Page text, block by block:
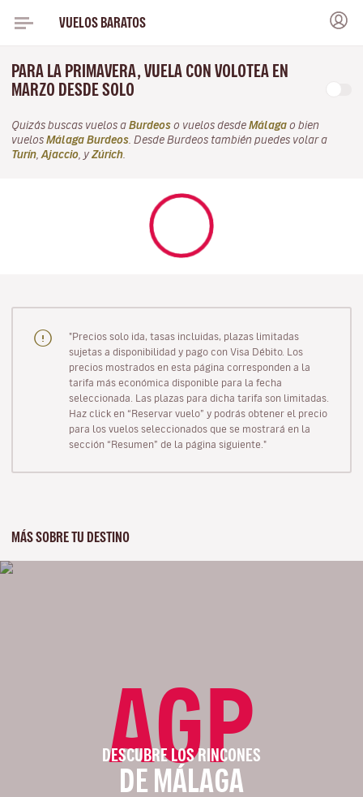
VUELOS BARATOS
PARA LA PRIMAVERA, VUELA CON VOLOTEA EN
MARZO DESDE SOLO
Quizás buscas vuelos a Burdeos o vuelos desde Málaga o bien
vuelos Málaga Burdeos . Desde Burdeos también puedes volar a
Turín Ajaccio , y Zúrich
"Precios solo ida, tasas incluidas, plazas limitadas
sujetas a disponibilidad y pago con Visa Débito. Los
precios mostrados en esta página corresponden a la
tarifa más económica disponible para la fecha
seleccionada. Las plazas para dicha tarifa son limitadas.
Haz click en “Reservar vuelo” y podrás obtener el precio
para los vuelos seleccionados que se mostrará en la
sección “Resumen” de la página siguiente."
MÁS SOBRE TU DESTINO
AGP
DESCUBRE LOS RINCONES
DE MÁLAGA